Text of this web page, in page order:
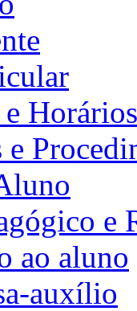
Horários
e
ao aluno
auxílio